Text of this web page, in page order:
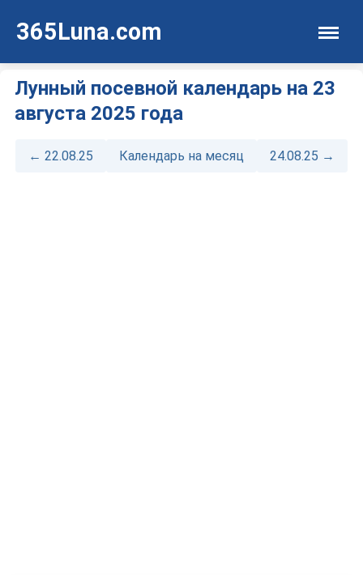
365Luna.com
Лунный посевной календарь на 23
августа 2025 года
← 22.08.25 Календарь на месяц 24.08.25 →